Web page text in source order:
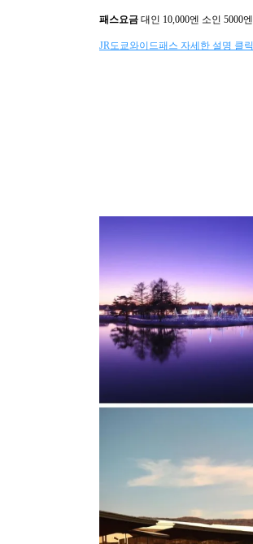
패스요금 대인 10,000엔 소인 5000엔
JR도쿄와이드패스 자세한 설명 클릭